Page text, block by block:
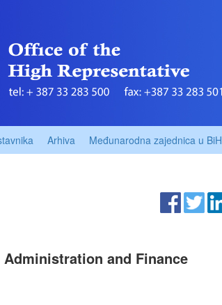
Arhiva Međunarodna zajednica u BiH
and Finance